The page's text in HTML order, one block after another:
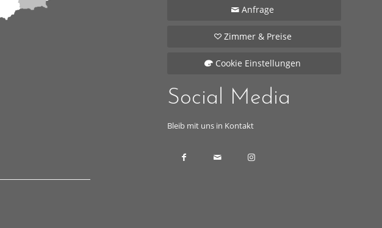
Anfrage
Zimmer & Preise
Cookie Einstellungen
Social Media
Bleib mit uns in Kontakt